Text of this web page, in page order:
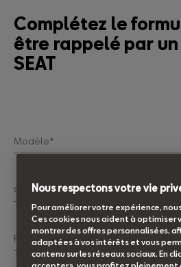
Complétez le
être rappelé par
SEAT
Modèle*
Civilité*
Prénom*
Nous respectons votre vie
Pour améliorer votre expérience,
Ces cookies nous aident à optimiser
montrer des offres personnalisées,
adaptées à vos intérêts et vous
contenu sur les réseaux sociaux. En